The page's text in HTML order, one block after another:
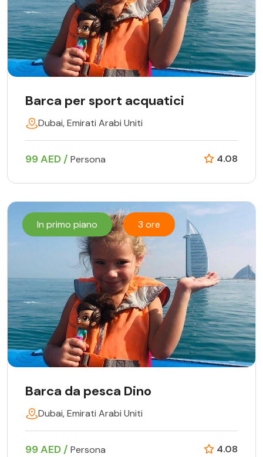
Barca per sport acquatici
Dubai, Emirati Arabi Uniti
99 AED / Persona 4.08
In primo piano 3 ore
Barca da pesca Dino
Dubai, Emirati Arabi Uniti
99 AED / Persona 4.08